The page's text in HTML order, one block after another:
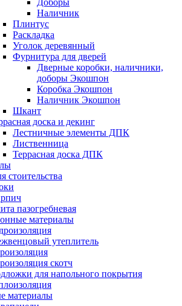
Доборы
Наличник
Плинтус
Раскладка
Уголок деревянный
Фурнитура для дверей
Дверные коробки, наличники,
доборы Экошпон
Коробка Экошпон
Наличник Экошпон
Шкант
доска и декинг
Лестничные элементы ДПК
Лиственница
Террасная доска ДПК
стоительства
пазогребневая
материалы
утеплитель
скотч
для напольного покрытия
материалы